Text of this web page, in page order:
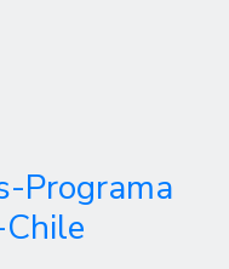
Programa